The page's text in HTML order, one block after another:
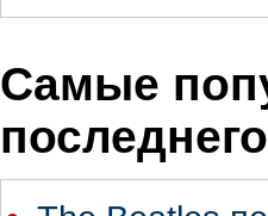
Самые